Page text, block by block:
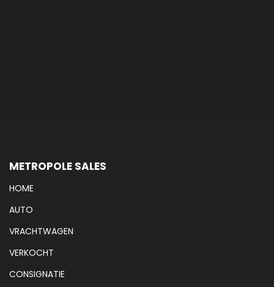
METROPOLE SALES
HOME
AUTO
VRACHTWAGEN
VERKOCHT
CONSIGNATIE